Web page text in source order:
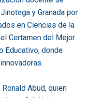
y Granada por
en Ciencias de la
Certamen del Mejor
Educativo, donde
Abud, quien